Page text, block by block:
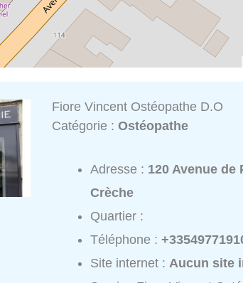
Fiore Vincent Ostéopathe D.O
Catégorie :Ostéopathe
Adresse : 120 Avenue de
Crèche
Quartier :
Téléphone :
Site internet :Aucun site